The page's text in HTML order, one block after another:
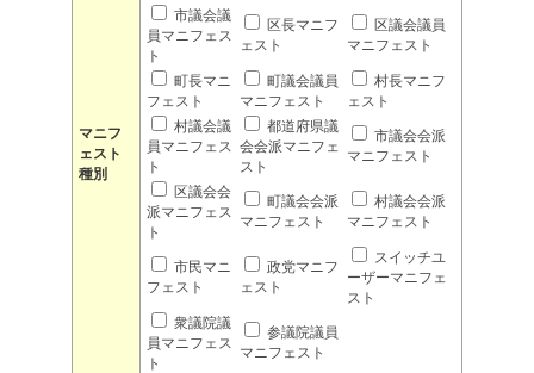
マニフ
ェスト
種別
市議会議
員マニフェス
ト
区長マニフ
ェスト
区議会議員
マニフェスト
町長マニ
フェスト
町議会議員
マニフェスト
村長マニフ
ェスト
村議会議
員マニフェス
ト
都道府県議
会会派マニフェ
スト
市議会会派
マニフェスト
区議会会
派マニフェス
ト
町議会会派
マニフェスト
村議会会派
マニフェスト
市民マニ
フェスト
政党マニフ
ェスト
スイッチユ
ーザーマニフェ
スト
衆議院議
員マニフェス
ト
参議院議員
マニフェスト